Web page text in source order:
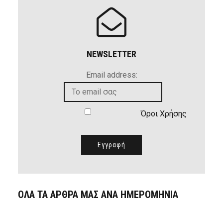
NEWSLETTER
Email address:
Όροι Χρήσης
ΟΛΑ ΤΑ ΑΡΘΡΑ ΜΑΣ ΑΝΑ ΗΜΕΡΟΜΗΝΙΑ